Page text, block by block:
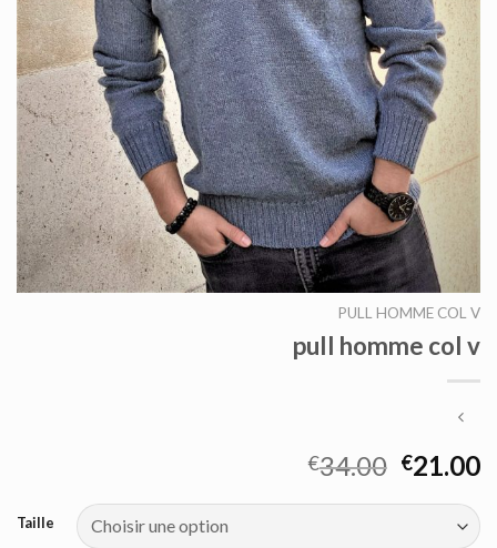
PULL HOMME COL V
pull homme col v
€34.00 €21.00
Taille